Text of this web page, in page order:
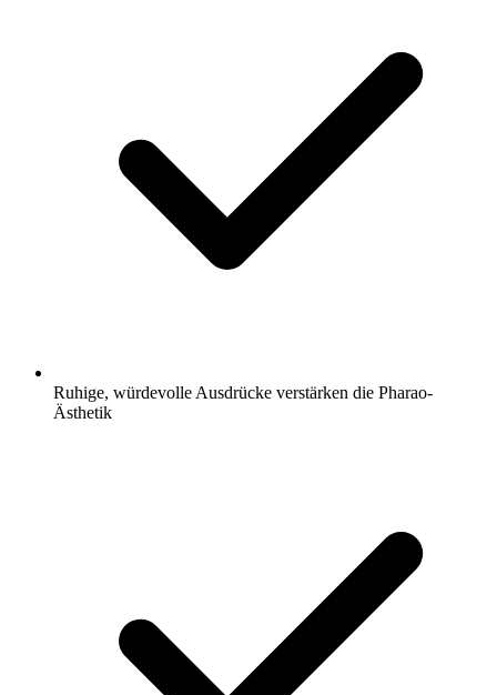
Ruhige, würdevolle Ausdrücke verstärken die Pharao-
Ästhetik